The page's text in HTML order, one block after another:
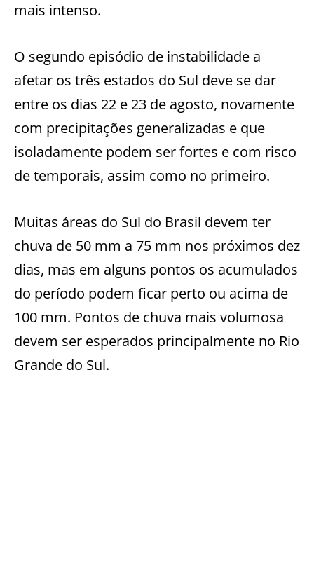
mais intenso.
O segundo episódio de instabilidade a
afetar os três estados do Sul deve se dar
entre os dias 22 e 23 de agosto, novamente
com precipitações generalizadas e que
isoladamente podem ser fortes e com risco
de temporais, assim como no primeiro.
Muitas áreas do Sul do Brasil devem ter
chuva de 50 mm a 75 mm nos próximos dez
dias, mas em alguns pontos os acumulados
do período podem ficar perto ou acima de
100 mm. Pontos de chuva mais volumosa
devem ser esperados principalmente no Rio
Grande do Sul.